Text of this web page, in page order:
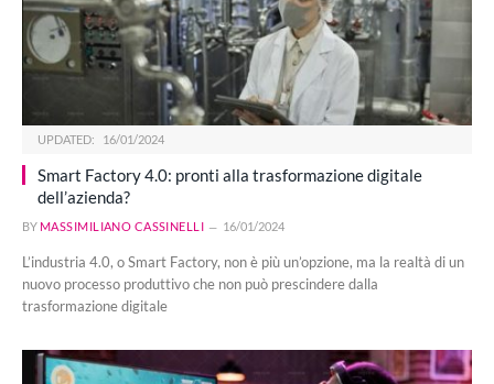
UPDATED: 16/01/2024
Smart Factory 4.0: pronti alla trasformazione digitale
dell’azienda?
BY MASSIMILIANO CASSINELLI 16/01/2024
L’industria 4.0, o Smart Factory, non è più un’opzione, ma la realtà di un
nuovo processo produttivo che non può prescindere dalla
trasformazione digitale